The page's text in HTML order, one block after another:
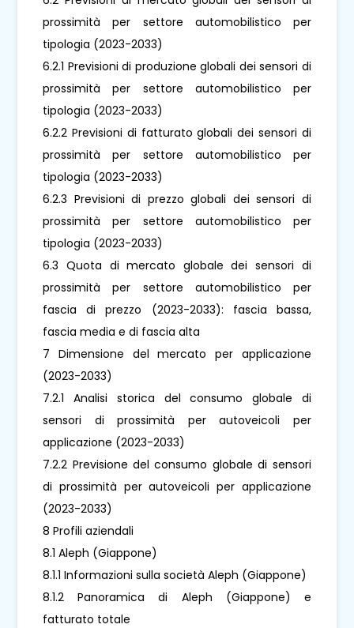
prossimità per settore automobilistico per
tipologia (2023-2033)
6.2.1 Previsioni di produzione globali dei sensori di
prossimità per settore automobilistico per
tipologia (2023-2033)
6.2.2 Previsioni di fatturato globali dei sensori di
prossimità per settore automobilistico per
tipologia (2023-2033)
6.2.3 Previsioni di prezzo globali dei sensori di
prossimità per settore automobilistico per
tipologia (2023-2033)
6.3 Quota di mercato globale dei sensori di
prossimità per settore automobilistico per
fascia di prezzo (2023-2033): fascia bassa,
fascia media e di fascia alta
7 Dimensione del mercato per applicazione
(2023-2033)
7.2.1 Analisi storica del consumo globale di
sensori di prossimità per autoveicoli per
applicazione (2023-2033)
7.2.2 Previsione del consumo globale di sensori
di prossimità per autoveicoli per applicazione
(2023-2033)
8 Profili aziendali
8.1 Aleph (Giappone)
8.1.1 Informazioni sulla società Aleph (Giappone)
8.1.2 Panoramica di Aleph (Giappone) e
fatturato totale